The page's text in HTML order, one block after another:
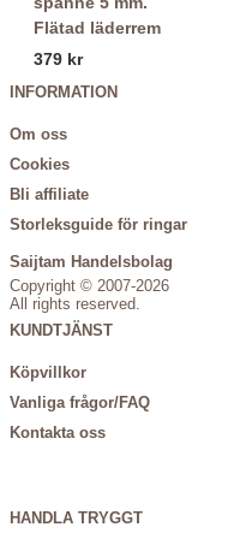
Flätad läderrem
379 kr
INFORMATION
Om oss
Cookies
Bli affiliate
Storleksguide för ringar
Saijtam Handelsbolag
Copyright © 2007-2026
All rights reserved.
KUNDTJÄNST
Köpvillkor
Vanliga frågor/FAQ
Kontakta oss
HANDLA TRYGGT